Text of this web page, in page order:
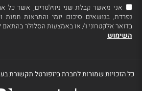
אני מאשר קבלת שני ניוזלטרים, אשר כל
נפרדת, בנושאים סיכום יומי והתראות חמות
בדואר אלקטרוני ו/ או באמצעות הסלולר בהתאם
השימוש
כל הזכויות שמורות לחברת ביזפורטל תקשורת